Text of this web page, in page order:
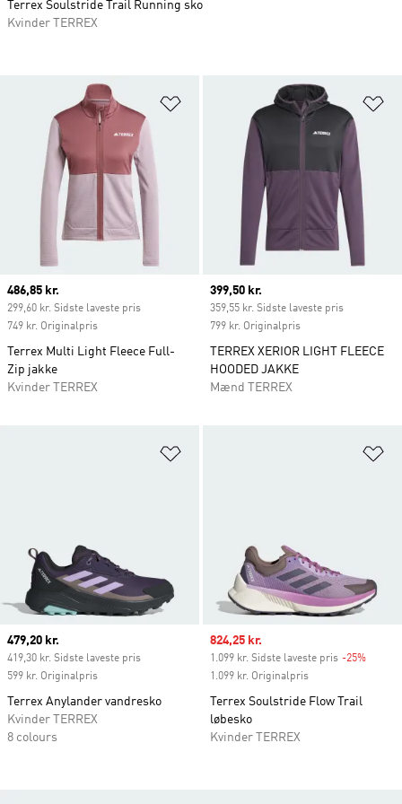
Føj til ønskeliste
Current price
486,85 kr.
299,60 kr. Sidste laveste pris
749 kr. Originalpris
Terrex Multi Light Fleece Full-
Zip jakke
Kvinder TERREX
Current price
399,50 kr.
359,55 kr. Sidste laveste pris
799 kr. Originalpris
TERREX XERIOR LIGHT FLEECE
HOODED JAKKE
Mænd TERREX
Current price
479,20 kr.
419,30 kr. Sidste laveste pris
599 kr. Originalpris
Terrex Anylander vandresko
Kvinder TERREX
8 colours
Sale price
824,25 kr.
1.099 kr. Sidste laveste pris -25%
1.099 kr. Originalpris
Terrex Soulstride Flow Trail
løbesko
Kvinder TERREX
Terrex Soulstride Trail Running sko
Kvinder TERREX